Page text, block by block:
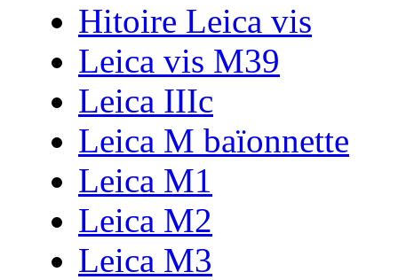
Hitoire Leica vis
Leica vis M39
Leica IIIc
Leica M baïonnette
Leica M1
Leica M2
Leica M3